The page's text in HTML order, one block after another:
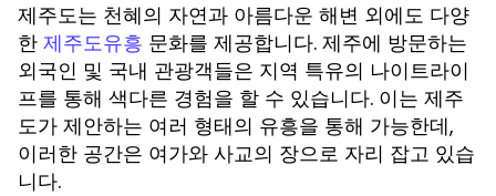
제주도는 천혜의 자연과 아름다운 해변 외에도 다양
한 제주도유흥 문화를 제공합니다. 제주에 방문하는
외국인 및 국내 관광객들은 지역 특유의 나이트라이
프를 통해 색다른 경험을 할 수 있습니다. 이는 제주
도가 제안하는 여러 형태의 유흥을 통해 가능한데,
이러한 공간은 여가와 사교의 장으로 자리 잡고 있습
니다.